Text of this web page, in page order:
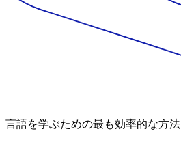
言語を学ぶための最も効率的な方法